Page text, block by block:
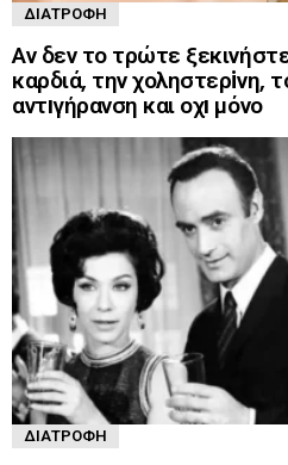
ΔΙΑΤΡΟΦΉ
Αν δεν το τρώτε
καρδιά, την χοληστερiνη,
αντıγήρανση και οχı μόνο
ΔΙΑΤΡΟΦΉ